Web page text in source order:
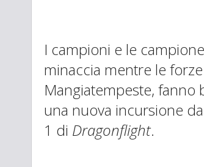
I campioni e le
minaccia mentre le
Mangiatempeste, fanno
una nuova incursione
1 di Dragonflight.